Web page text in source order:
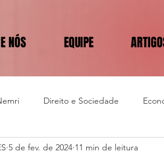
NÓS EQUIPE
Direito e Sociedade
5 de fev. de 2024 11 min de leitura